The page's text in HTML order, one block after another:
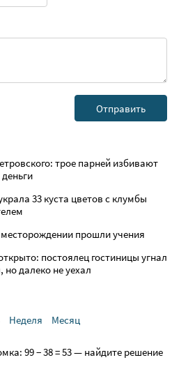
трое парней избивают
33 куста цветов с клумбы
прошли учения
постоялец гостиницы угнал
далеко не уехал
Неделя Месяц
99 − 38 = 53 — найдите решение